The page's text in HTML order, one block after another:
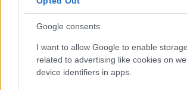
Google consents
I want to allow Google to enable storage
related to advertising like cookies on
device identifiers in apps.